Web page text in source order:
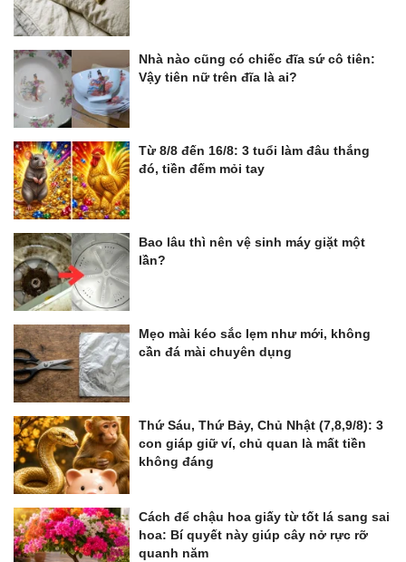
Nhà nào cũng có chiếc đĩa sứ cô tiên:
Vậy tiên nữ trên đĩa là ai?
Từ 8/8 đến 16/8: 3 tuổi làm đâu thắng
đó, tiền đếm mỏi tay
Bao lâu thì nên vệ sinh máy giặt một
lần?
Mẹo mài kéo sắc lẹm như mới, không
cần đá mài chuyên dụng
Thứ Sáu, Thứ Bảy, Chủ Nhật (7,8,9/8): 3
con giáp giữ ví, chủ quan là mất tiền
không đáng
Cách để chậu hoa giấy từ tốt lá sang sai
hoa: Bí quyết này giúp cây nở rực rỡ
quanh năm